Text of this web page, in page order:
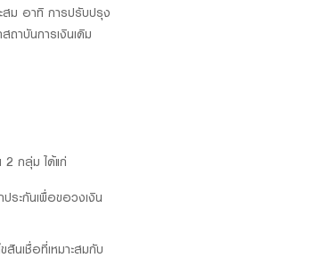
สม อาทิ การปรับปรุง
าบันการเงินเดิม
2 กลุ่ม ได้แก่
ระกันเพื่อขอวงเงิน
นเชื่อที่เหมาะสมกับ